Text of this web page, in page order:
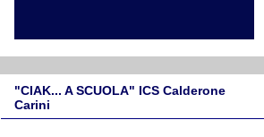
"CIAK... A SCUOLA" ICS Calderone
Carini